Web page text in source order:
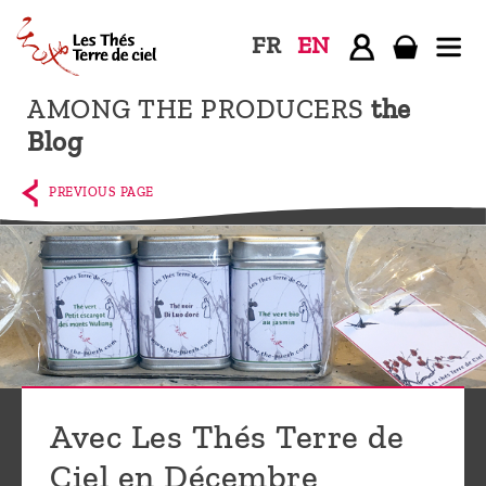
AMONG THE PRODUCERS the
Blog
FR EN
Home
The
shop
Terre
de
Ciel
Among
the
producers,
PREVIOUS PAGE
Avec Les Thés Terre de
Ciel en Décembre